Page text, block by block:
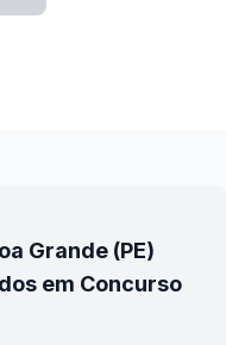
Grande (PE)
em Concurso